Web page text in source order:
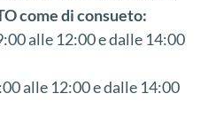
come di consueto:
alle 12:00 e dalle 14:00
alle 12:00 e dalle 14:00